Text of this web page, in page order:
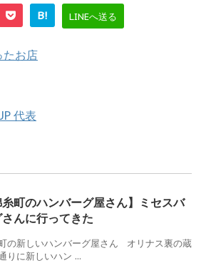
B! LINEへ送る
たお店
代表
糸町のハンバーグ屋さん】ミセスバ
んに行ってきた
の新しいハンバーグ屋さん オリナス裏の蔵
りに新しいハン ...